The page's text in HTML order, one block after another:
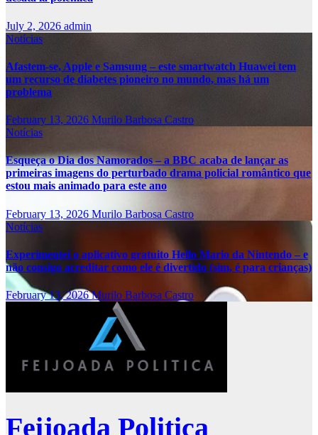
July 2, 2026 admin
Notícias
Afastem-se, Apple e Samsung – este smartwatch Huawei tem
um recurso de diabetes pioneiro no mundo, mas há um
problema
February 13, 2026 Murilo Barbosa Castro
Notícias
Esqueça o Dia dos Namorados – a BBC acaba de lançar as
primeiras imagens do perturbado drama policial romântico que
estou mais animado para este ano
February 13, 2026 Murilo Barbosa Castro
Notícias
Experimentei o aplicativo gratuito Hello Mario da Nintendo – e
não consigo acreditar como ele é divertido (sim, é para crianças)
February 13, 2026Murilo Barbosa Castro
Feijoada Politica